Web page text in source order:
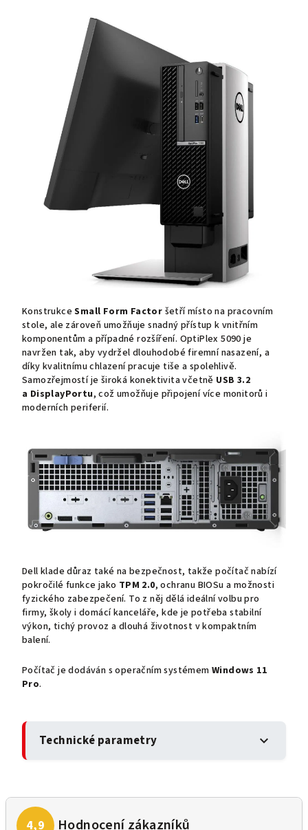
KonstrukceSmall Form Factor šetří místo na pracovním
stole, ale zároveň umožňuje snadný přístup k vnitřním
komponentům a případné rozšíření. OptiPlex 5090 je
navržen tak, aby vydržel dlouhodobé firemní nasazení, a
díky kvalitnímu chlazení pracuje tiše a spolehlivě.
Samozřejmostí je široká konektivita včetně USB 3.2
a DisplayPortu, což umožňuje připojení více monitorů i
moderních periferií.
Dell klade důraz také na bezpečnost, takže počítač nabízí
pokročilé funkce jako TPM 2.0, ochranu BIOSu a možnosti
fyzického zabezpečení. To z něj dělá ideální volbu pro
firmy, školy i domácí kanceláře, kde je potřeba stabilní
výkon, tichý provoz a dlouhá životnost v kompaktním
balení.
Počítač je dodáván s operačním systémem Windows 11
Pro.
Technické parametry expand_more